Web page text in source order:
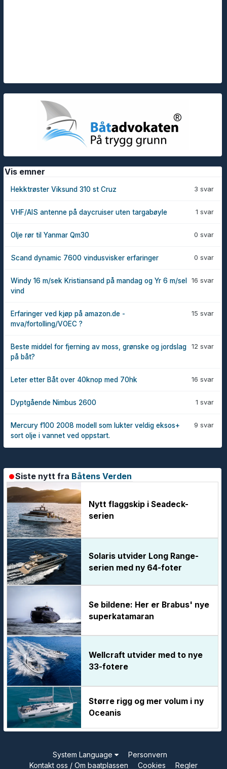
Vis emner
3 svar
Hekktrøster Viksund 310 st Cruz
1 svar
VHF/AIS antenne på daycruiser uten targabøyle
0 svar
Olje rør til Yanmar Qm30
0 svar
Scand dynamic 7600 vindusvisker erfaringer
16 svar
Windy 16 m/sek Kristiansand på mandag og Yr 6 m/sel
vind
15 svar
Erfaringer ved kjøp på amazon.de -
mva/fortolling/VOEC ?
12 svar
Beste middel for fjerning av moss, grønske og jordslag
på båt?
16 svar
Leter etter Båt over 40knop med 70hk
1 svar
Dyptgående Nimbus 2600
9 svar
Mercury f100 2008 modell som lukter veldig eksos+
sort olje i vannet ved oppstart.
Siste nytt fra Båtens Verden
Nytt flaggskip i Seadeck-
serien
Solaris utvider Long Range-
serien med ny 64-foter
Se bildene: Her er Brabus' nye
superkatamaran
Wellcraft utvider med to nye
33-fotere
Større rigg og mer volum i ny
Oceanis
System Language
Personvern
Kontakt oss / Om baatplassen
Cookies Regler